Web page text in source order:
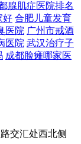
腺肌症医院排名
好 合肥儿童发育
医院 广州市戒酒
医院 武汉治疗子
成都脸瘫哪家医
交汇处西北侧